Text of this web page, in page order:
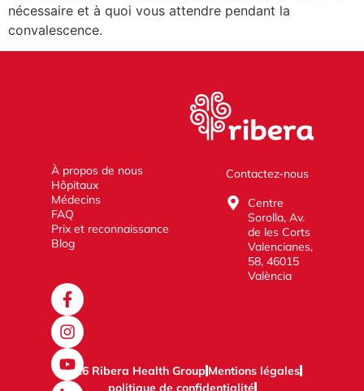
nécessaire et à quoi vous attendre pendant la
convalescence.
À propos de nous
Hôpitaux
Médecins
FAQ
Prix et reconnaissance
Blog
Contactez-nous
Centre
Sorolla, Av.
de les Corts
Valencianes,
58, 46015
València
2026 Ribera Health Group Mentions légales
politique de confidentialité